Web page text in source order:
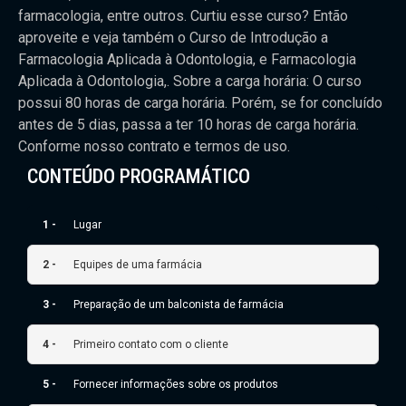
farmacologia, entre outros. Curtiu esse curso? Então
aproveite e veja também o Curso de Introdução a
Farmacologia Aplicada à Odontologia, e Farmacologia
Aplicada à Odontologia,. Sobre a carga horária: O curso
possui 80 horas de carga horária. Porém, se for concluído
antes de 5 dias, passa a ter 10 horas de carga horária.
Conforme nosso contrato e termos de uso.
CONTEÚDO PROGRAMÁTICO
1 - Lugar
2 - Equipes de uma farmácia
3 - Preparação de um balconista de farmácia
4 - Primeiro contato com o cliente
5 - Fornecer informações sobre os produtos